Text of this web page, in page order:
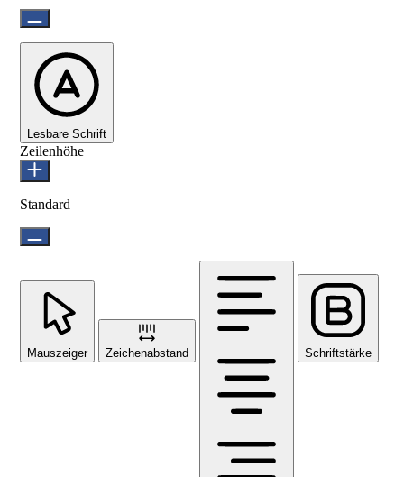
Lesbare Schrift
Zeilenhöhe
Standard
Mauszeiger Zeichenabstand Schriftstärke